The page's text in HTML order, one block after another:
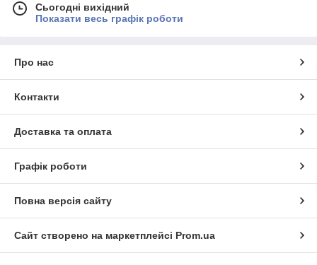
Сьогодні вихідний
Показати весь графік роботи
Про нас
Контакти
Доставка та оплата
Графік роботи
Повна версія сайту
Сайт створено на маркетплейсі Prom.ua